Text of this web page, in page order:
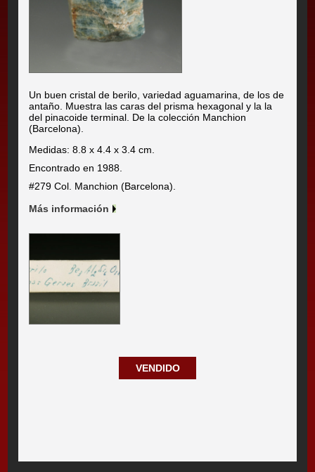
Un buen cristal de berilo, variedad aguamarina, de los de
antaño. Muestra las caras del prisma hexagonal y la la
del pinacoide terminal. De la colección Manchion
(Barcelona).
Medidas: 8.8 x 4.4 x 3.4 cm.
Encontrado en 1988.
#279 Col. Manchion (Barcelona).
Más información
VENDIDO